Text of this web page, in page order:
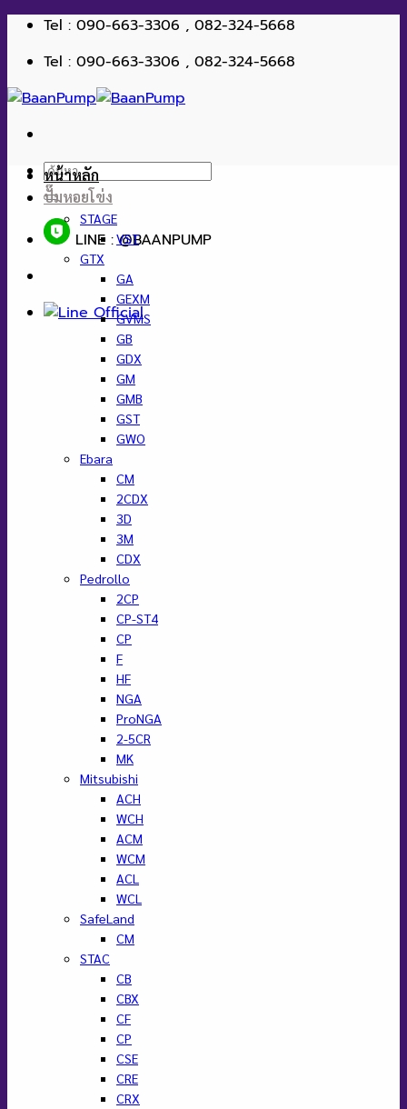
ข้าม
เนื้อหา
Tel : 090-663-3306 , 082-324-5668
Tel : 090-663-3306 , 082-324-5668
ค้นหา:
LINE : @BAANPUMP
หน้าหลัก
ปั๊มหอยโข่ง
STAGE
VST
GTX
GA
GEXM
GVMS
GB
GDX
GM
GMB
GST
GWO
Ebara
CM
2CDX
3D
3M
CDX
Pedrollo
2CP
CP-ST4
CP
F
HF
NGA
ProNGA
2-5CR
MK
Mitsubishi
ACH
WCH
ACM
WCM
ACL
WCL
SafeLand
CM
STAC
CB
CBX
CF
CP
CSE
CRE
CRX